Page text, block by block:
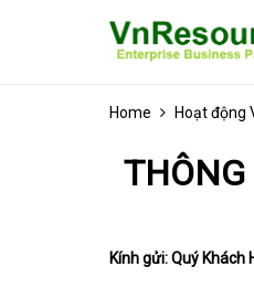
Home Hoạt động
Kính gửi: Quý Khách